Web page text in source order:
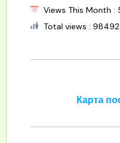
Views This Month :
Total views :
Карта